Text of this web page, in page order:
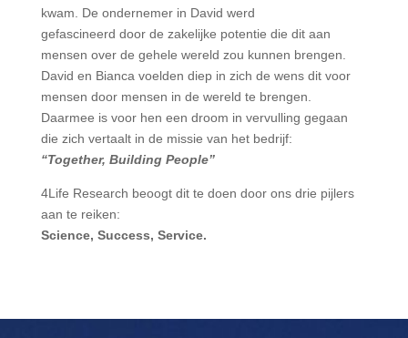
kwam. De ondernemer in David werd
gefascineerd door de zakelijke potentie die dit aan
mensen over de gehele wereld zou kunnen brengen.
David en Bianca voelden diep in zich de wens dit voor
mensen door mensen in de wereld te brengen.
Daarmee is voor hen een droom in vervulling gegaan
die zich vertaalt in de missie van het bedrijf:
“Together, Building People”
4Life Research beoogt dit te doen door ons drie pijlers
aan te reiken:
Science, Success, Service.